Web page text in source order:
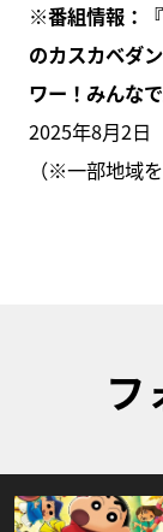
※番組情報：
のカスカベダ
ワー！みんな
2025年8月2日
（※一部地域を
フ